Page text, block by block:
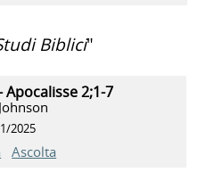
Biblici"
Apocalisse 2;1-7
2025
Ascolta